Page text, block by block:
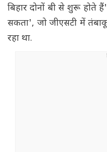
बिहार दोनों बी से शुरू होते
सकता', जो जीएसटी में तंबाकू
रहा था.